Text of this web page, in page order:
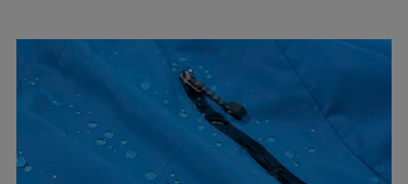
液滴形状分析
动态接触角
动态表面张力
乳剂
Owens, Wendt, Rabel and Kaelble (OWRK)法
表面年龄
表面自由能
表面活性